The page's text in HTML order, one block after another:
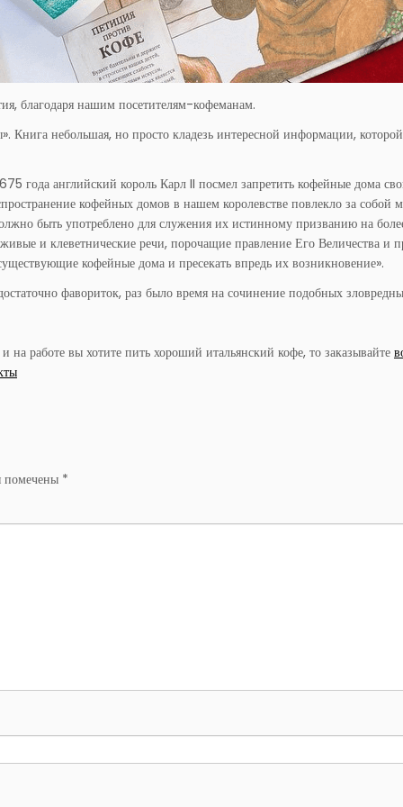
благодаря нашим посетителям-кофеманам.
Книга небольшая, но просто кладезь интересной информации,
года английский король Карл II посмел запретить кофейные дома
кофейных домов в нашем королевстве повлекло за
быть употреблено для служения их истинному призванию на
и клеветнические речи, порочащие правление Его
кофейные дома и пресекать впредь их возникновение».
фавориток, раз было время на сочинение подобных
работе вы хотите пить хороший итальянский кофе, то заказывайте
помечены *